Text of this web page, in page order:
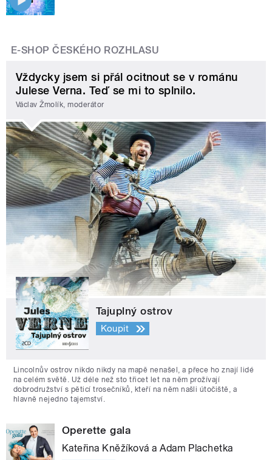
E-SHOP ČESKÉHO ROZHLASU
Vždycky jsem si přál ocitnout se v románu
Julese Verna. Teď se mi to splnilo.
Václav Žmolík, moderátor
Tajuplný ostrov
Koupit
Lincolnův ostrov nikdo nikdy na mapě nenašel, a přece ho znají lidé
na celém světě. Už déle než sto třicet let na něm prožívají
dobrodružství s pěticí trosečníků, kteří na něm našli útočiště, a
hlavně nejedno tajemství.
Operette gala
Kateřina Kněžíková a Adam Plachetka